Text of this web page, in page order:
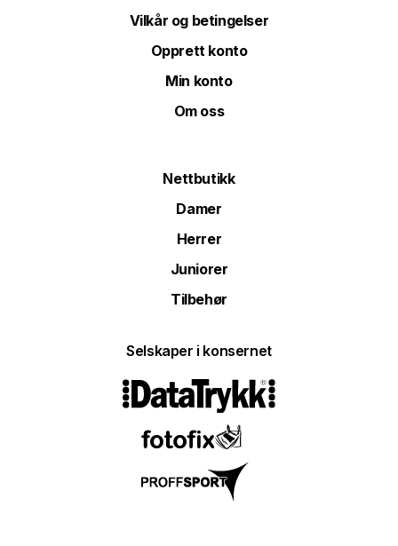
Vilkår og betingelser
Opprett konto
Min konto
Om oss
Nettbutikk
Damer
Herrer
Juniorer
Tilbehør
Selskaper i konsernet